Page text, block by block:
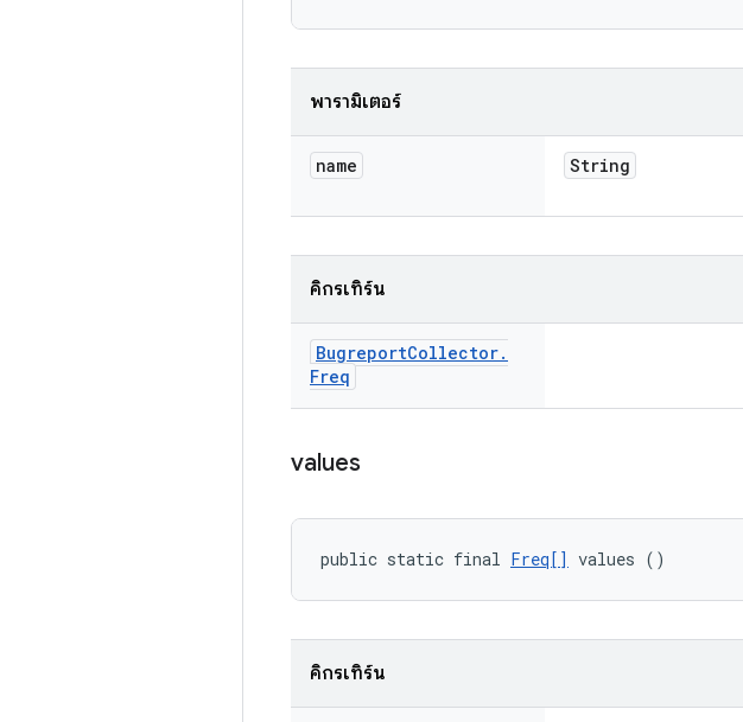
พารามิเตอร์
name String
คิกรีเทิร์น
BugreportCollector.
Freq
values
public static final Freq[] values ()
คิกรีเทิร์น